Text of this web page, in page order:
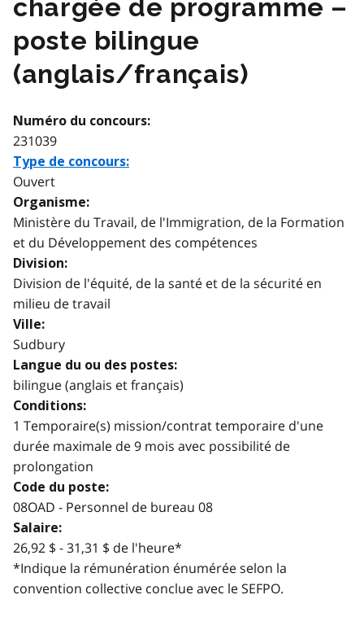
chargée de programme –
poste bilingue
(anglais/français)
Numéro du concours:
231039
Type de concours:
Ouvert
Organisme:
Ministère du Travail, de l'Immigration, de la Formation
et du Développement des compétences
Division:
Division de l'équité, de la santé et de la sécurité en
milieu de travail
Ville:
Sudbury
Langue du ou des postes:
bilingue (anglais et français)
Conditions:
1 Temporaire(s) mission/contrat temporaire d'une
durée maximale de 9 mois avec possibilité de
prolongation
Code du poste:
08OAD - Personnel de bureau 08
Salaire:
26,92 $ - 31,31 $ de l'heure*
*Indique la rémunération énumérée selon la
convention collective conclue avec le SEFPO.